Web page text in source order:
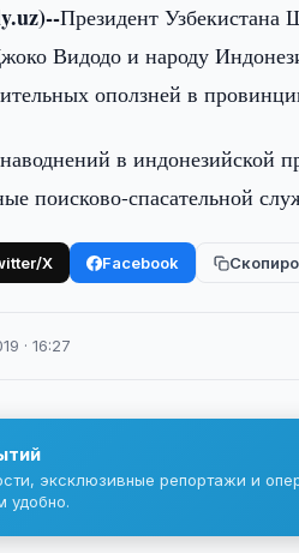
Президент Узбекистана
Видодо и народу
оползней в
в индонезийской
поисково-спасательной
X Facebook
· 16:27
эксклюзивные репортажи и
удобно.